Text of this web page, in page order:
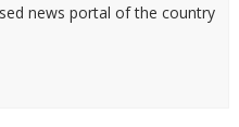
news portal of the country